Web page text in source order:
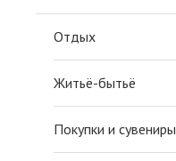
Отдых
Житьё-бытьё
Покупки и сувениры